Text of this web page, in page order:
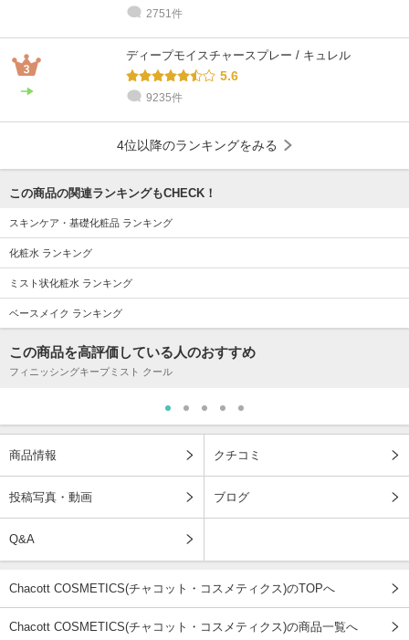
2751件
ディープモイスチャースプレー / キュレル
5.6
9235件
4位以降のランキングをみる
この商品の関連ランキングもCHECK！
スキンケア・基礎化粧品 ランキング
化粧水 ランキング
ミスト状化粧水 ランキング
ベースメイク ランキング
この商品を高評価している人のおすすめ
フィニッシングキープミスト クール
商品情報 クチコミ
投稿写真・動画 ブログ
Q&A
Chacott COSMETICS(チャコット・コスメティクス)のTOPへ
Chacott COSMETICS(チャコット・コスメティクス)の商品一覧へ